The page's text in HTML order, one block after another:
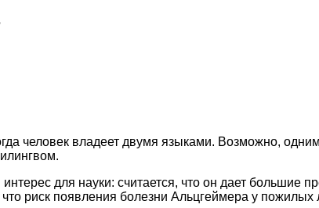
человек владеет двумя языками. Возможно,
для науки: считается, что он дает большие
что риск появления болезни Альцгеймера у